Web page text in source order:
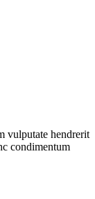
vulputate hendrerit
condimentum